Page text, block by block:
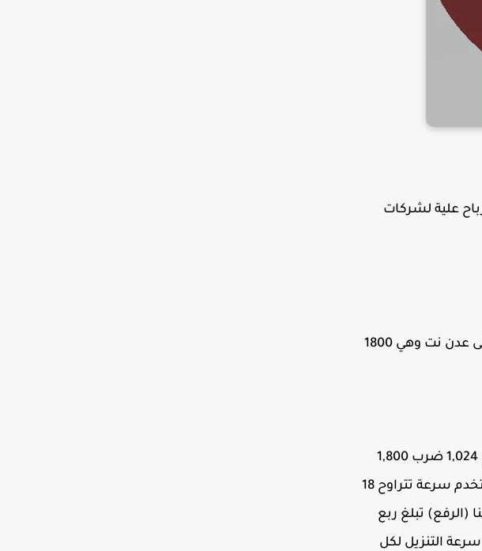
لكن لن تحقق ارباح علية لشركات
بعملية حسابية بسيطة اولان كم تبلغ سرعة الانترنت الكلي الدي تمر عبر الكيبل الممدود الى عدن نت وهي 1800
1,800 "جيجابايت" تساوي 1,843,200 "ميجابايت"، الجيجا الواحد يساوي 1,024 "ميجابايت" اي 1,024 ضرب 1,800
فيساوي 1,843,200 "ميجابايت" و نقسم 1,843,200 على 100,000 مستخدم يعطي كل مستخدم سرعة تتراوح 18
بمعنا (الرفع) تبلغ ربع
ميجابايت سرعة الرفع وتبقي 13.5 "ميجابايت" سرعة التنزيل لكل